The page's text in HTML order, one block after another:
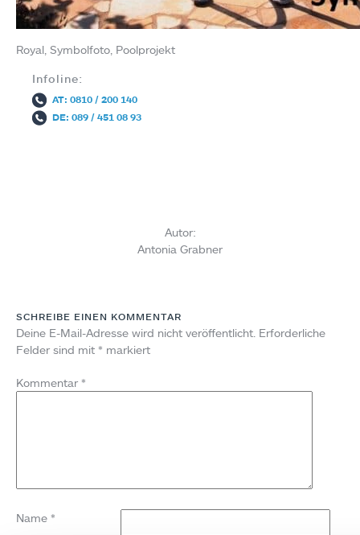
Royal, Symbolfoto, Poolprojekt
Infoline:
AT: 0810 / 200 140
DE: 089 / 451 08 93
Autor:
Antonia Grabner
SCHREIBE EINEN KOMMENTAR
Deine E-Mail-Adresse wird nicht veröffentlicht. Erforderliche
Felder sind mit * markiert
Kommentar *
Name *